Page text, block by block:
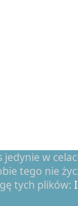
w
tego nie
tych plików: